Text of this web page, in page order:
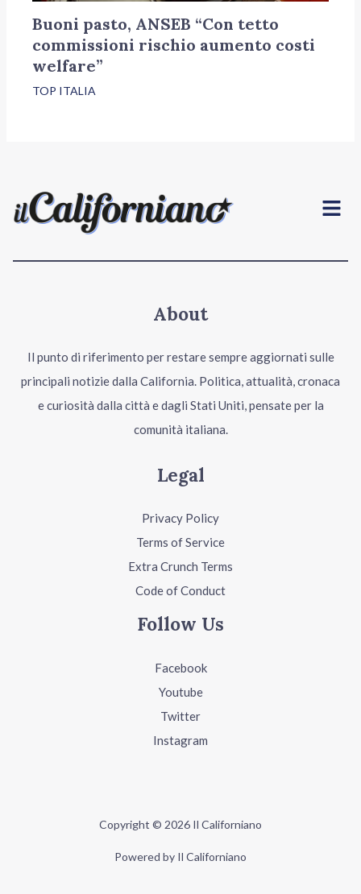
Buoni pasto, ANSEB “Con tetto
commissioni rischio aumento costi
welfare”
TOP ITALIA
Menu
About
Il punto di riferimento per restare sempre aggiornati sulle
principali notizie dalla California. Politica, attualità, cronaca
e curiosità dalla città e dagli Stati Uniti, pensate per la
comunità italiana.
Legal
Privacy Policy
Terms of Service
Extra Crunch Terms
Code of Conduct
Follow Us
Facebook
Youtube
Twitter
Instagram
Copyright © 2026 Il Californiano
Powered by Il Californiano